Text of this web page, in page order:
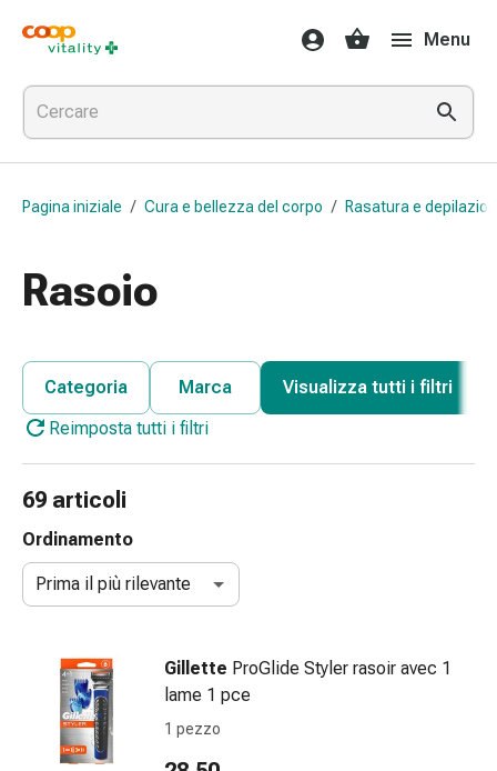
Farmaci
e
salute
Influenza
e
raffreddore
per
Farmaci
raffreddore
Tosse
e
bronchite
accessori
Detergente
Menu
Pagina iniziale / Cura e bellezza del corpo / Rasatura e
Rasoio
Categoria Marca
Visualizza tutti i filtri
Reimposta tutti i filtri
69 articoli
Ordinamento
Prima il più rilevante
Gillette ProGlide Styler rasoir avec 1
lame 1 pce
1 pezzo